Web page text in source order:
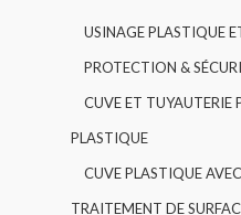
USINAGE PLASTIQUE
PROTECTION &
CUVE ET TUYAUTERIE
PLASTIQUE
CUVE PLASTIQUE
TRAITEMENT DE